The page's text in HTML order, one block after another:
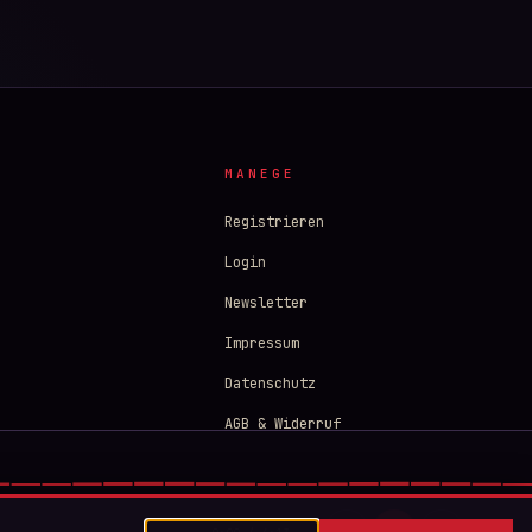
MANEGE
Registrieren
Login
Newsletter
Impressum
Datenschutz
AGB & Widerruf